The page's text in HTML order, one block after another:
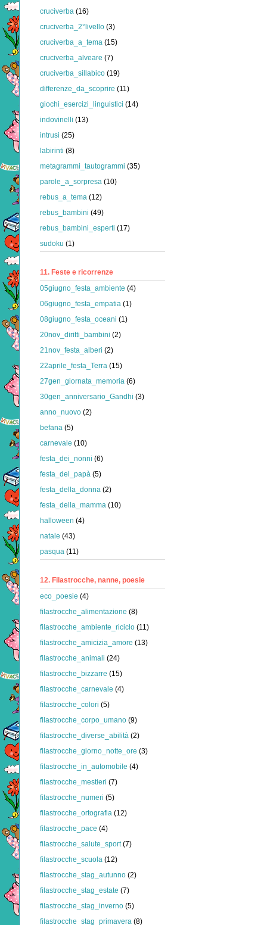
cruciverba (16)
cruciverba_2°livello (3)
cruciverba_a_tema (15)
cruciverba_alveare (7)
cruciverba_sillabico (19)
differenze_da_scoprire (11)
giochi_esercizi_linguistici (14)
indovinelli (13)
intrusi (25)
labirinti (8)
metagrammi_tautogrammi (35)
parole_a_sorpresa (10)
rebus_a_tema (12)
rebus_bambini (49)
rebus_bambini_esperti (17)
sudoku (1)
11. Feste e ricorrenze
05giugno_festa_ambiente (4)
06giugno_festa_empatia (1)
08giugno_festa_oceani (1)
20nov_diritti_bambini (2)
21nov_festa_alberi (2)
22aprile_festa_Terra (15)
27gen_giornata_memoria (6)
30gen_anniversario_Gandhi (3)
anno_nuovo (2)
befana (5)
carnevale (10)
festa_dei_nonni (6)
festa_del_papà (5)
festa_della_donna (2)
festa_della_mamma (10)
halloween (4)
natale (43)
pasqua (11)
12. Filastrocche, nanne, poesie
eco_poesie (4)
filastrocche_alimentazione (8)
filastrocche_ambiente_riciclo (11)
filastrocche_amicizia_amore (13)
filastrocche_animali (24)
filastrocche_bizzarre (15)
filastrocche_carnevale (4)
filastrocche_colori (5)
filastrocche_corpo_umano (9)
filastrocche_diverse_abilità (2)
filastrocche_giorno_notte_ore (3)
filastrocche_in_automobile (4)
filastrocche_mestieri (7)
filastrocche_numeri (5)
filastrocche_ortografia (12)
filastrocche_pace (4)
filastrocche_salute_sport (7)
filastrocche_scuola (12)
filastrocche_stag_autunno (2)
filastrocche_stag_estate (7)
filastrocche_stag_inverno (5)
filastrocche_stag_primavera (8)